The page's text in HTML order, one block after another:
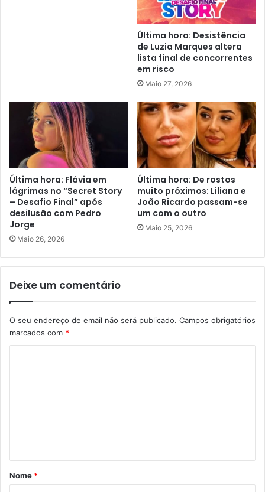
Última hora: Desistência
de Luzia Marques altera
lista final de concorrentes
em risco
Maio 27, 2026
Última hora: Flávia em
lágrimas no “Secret Story
– Desafio Final” após
desilusão com Pedro
Jorge
Maio 26, 2026
Última hora: De rostos
muito próximos: Liliana e
João Ricardo passam-se
um com o outro
Maio 25, 2026
Deixe um comentário
O seu endereço de email não será publicado. Campos obrigatórios
marcados com *
á
r
Nome *